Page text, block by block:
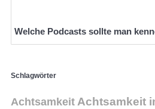
Welche Podcasts sollte man
Schlagwörter
Achtsamkeit Achtsamkeit